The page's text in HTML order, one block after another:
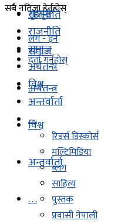
सबै नतिजा हेर्नुहोस्
लग - इन
दर्ता गर्नुहोस्
राजनीति
समाज
अर्थतन्त्र
विश्व
अन्तर्वार्ता
. . .
गृहपृष्ठ
राजनीति
समाज
अर्थतन्त्र
विश्व
अन्तर्वार्ता
. . .
रिडर्स डिस्कोर्स
मल्टिमिडिया
ब्लग
साहित्य
पुस्तक
प्रवासी नेपाली